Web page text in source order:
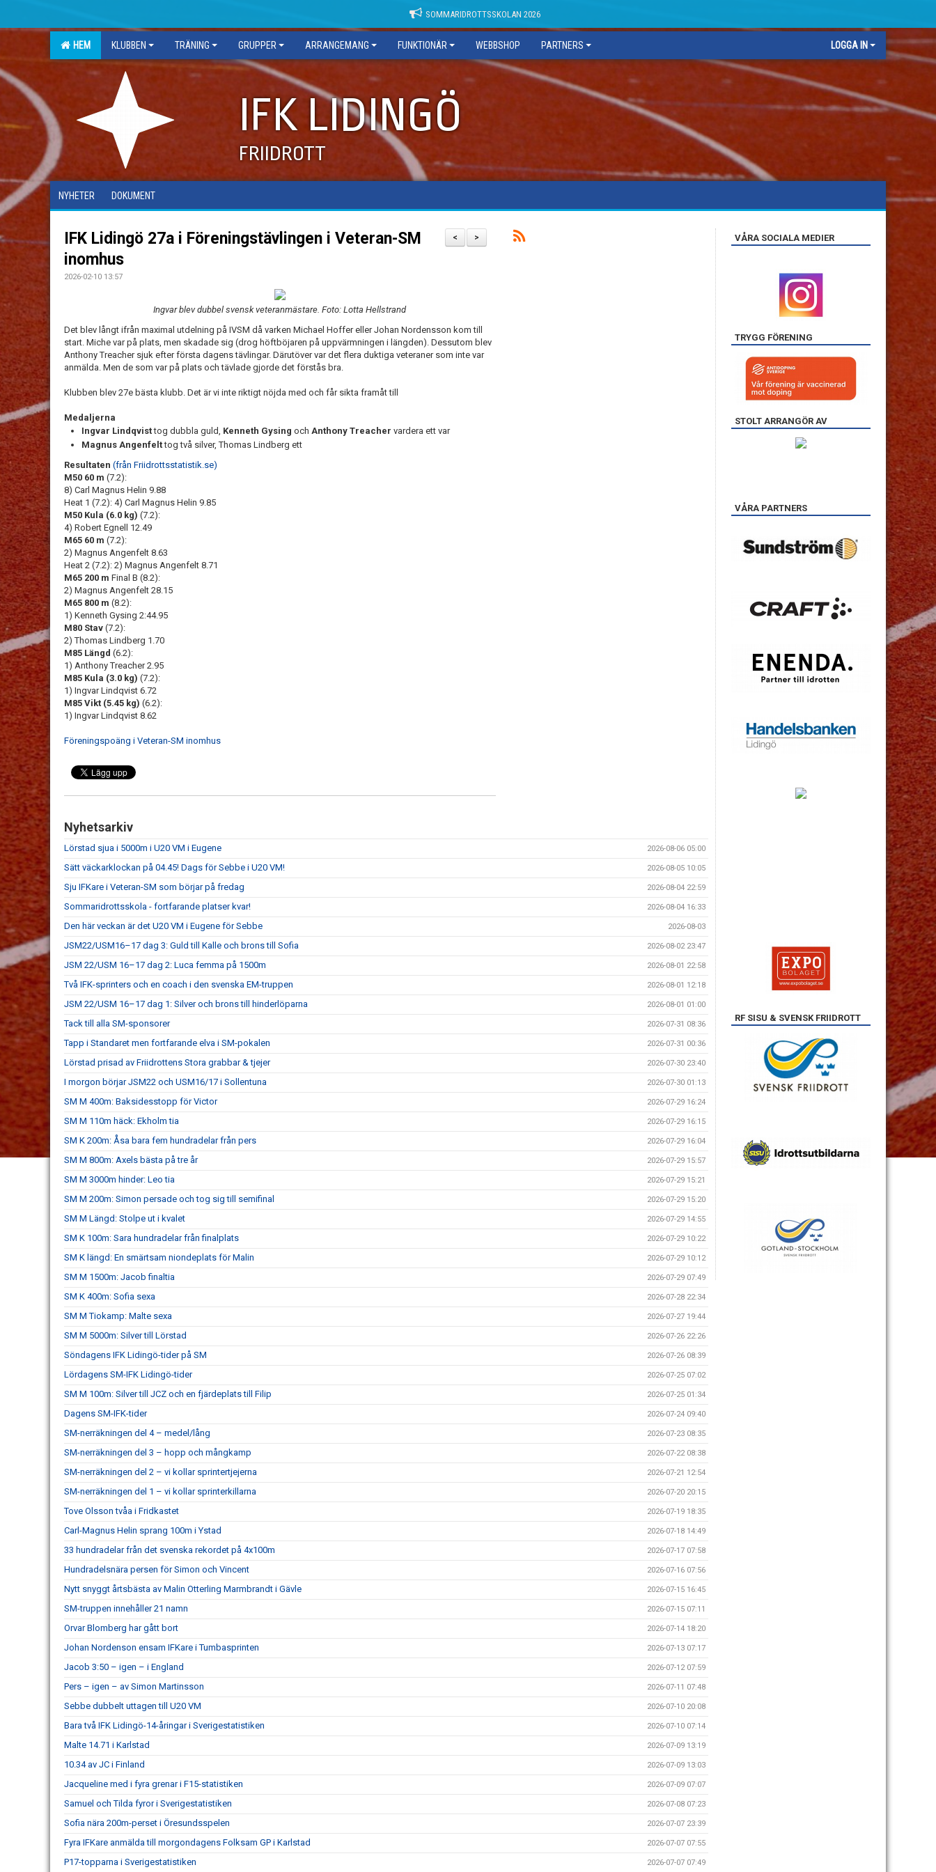
SOMMARIDROTTSSKOLAN 2026
HEM KLUBBEN TRÄNING GRUPPER ARRANGEMANG FUNKTIONÄR WEBBSHOP PARTNERS LOGGA IN
IFK LIDINGÖ
FRIIDROTT
NYHETER DOKUMENT
>
<
IFK Lidingö 27a i Föreningstävlingen i Veteran-SM
inomhus
2026-02-10 13:57
Ingvar blev dubbel svensk veteranmästare. Foto: Lotta Hellstrand
Det blev långt ifrån maximal utdelning på IVSM då varken Michael Hoffer eller Johan Nordensson kom till
start. Miche var på plats, men skadade sig (drog höftböjaren på uppvärmningen i längden). Dessutom blev
Anthony Treacher sjuk efter första dagens tävlingar. Därutöver var det flera duktiga veteraner som inte var
anmälda. Men de som var på plats och tävlade gjorde det förstås bra.
Klubben blev 27e bästa klubb. Det är vi inte riktigt nöjda med och får sikta framåt till
Medaljerna
Ingvar Lindqvisttog dubbla guld, Kenneth Gysing och Anthony Treacher vardera ett var
Magnus Angenfelttog två silver, Thomas Lindberg ett
Resultaten (från Friidrottsstatistik.se)
M50 60 m (7.2):
8) Carl Magnus Helin 9.88
Heat 1 (7.2): 4) Carl Magnus Helin 9.85
M50 Kula (6.0 kg) (7.2):
4) Robert Egnell 12.49
M65 60 m (7.2):
2) Magnus Angenfelt 8.63
Heat 2 (7.2): 2) Magnus Angenfelt 8.71
M65 200 m Final B (8.2):
2) Magnus Angenfelt 28.15
M65 800 m (8.2):
1) Kenneth Gysing 2:44.95
M80 Stav (7.2):
2) Thomas Lindberg 1.70
M85 Längd (6.2):
1) Anthony Treacher 2.95
M85 Kula (3.0 kg) (7.2):
1) Ingvar Lindqvist 6.72
M85 Vikt (5.45 kg) (6.2):
1) Ingvar Lindqvist 8.62
Föreningspoäng i Veteran-SM inomhus
Nyhetsarkiv
Lörstad sjua i 5000m i U20 VM i Eugene 2026-08-06 05:00
Sätt väckarklockan på 04.45! Dags för Sebbe i U20 VM! 2026-08-05 10:05
Sju IFKare i Veteran-SM som börjar på fredag 2026-08-04 22:59
Sommaridrottsskola - fortfarande platser kvar! 2026-08-04 16:33
Den här veckan är det U20 VM i Eugene för Sebbe 2026-08-03
JSM22/USM16–17 dag 3: Guld till Kalle och brons till Sofia 2026-08-02 23:47
JSM 22/USM 16–17 dag 2: Luca femma på 1500m 2026-08-01 22:58
Två IFK-sprinters och en coach i den svenska EM-truppen 2026-08-01 12:18
JSM 22/USM 16–17 dag 1: Silver och brons till hinderlöparna 2026-08-01 01:00
Tack till alla SM-sponsorer 2026-07-31 08:36
Tapp i Standaret men fortfarande elva i SM-pokalen 2026-07-31 00:36
Lörstad prisad av Friidrottens Stora grabbar & tjejer 2026-07-30 23:40
I morgon börjar JSM22 och USM16/17 i Sollentuna 2026-07-30 01:13
SM M 400m: Baksidesstopp för Victor 2026-07-29 16:24
SM M 110m häck: Ekholm tia 2026-07-29 16:15
SM K 200m: Åsa bara fem hundradelar från pers 2026-07-29 16:04
SM M 800m: Axels bästa på tre år 2026-07-29 15:57
SM M 3000m hinder: Leo tia 2026-07-29 15:21
SM M 200m: Simon persade och tog sig till semifinal 2026-07-29 15:20
SM M Längd: Stolpe ut i kvalet 2026-07-29 14:55
SM K 100m: Sara hundradelar från finalplats 2026-07-29 10:22
SM K längd: En smärtsam niondeplats för Malin 2026-07-29 10:12
SM M 1500m: Jacob finaltia 2026-07-29 07:49
SM K 400m: Sofia sexa 2026-07-28 22:34
SM M Tiokamp: Malte sexa 2026-07-27 19:44
SM M 5000m: Silver till Lörstad 2026-07-26 22:26
Söndagens IFK Lidingö-tider på SM 2026-07-26 08:39
Lördagens SM-IFK Lidingö-tider 2026-07-25 07:02
SM M 100m: Silver till JCZ och en fjärdeplats till Filip 2026-07-25 01:34
Dagens SM-IFK-tider 2026-07-24 09:40
SM-nerräkningen del 4 – medel/lång 2026-07-23 08:35
SM-nerräkningen del 3 – hopp och mångkamp 2026-07-22 08:38
SM-nerräkningen del 2 – vi kollar sprintertjejerna 2026-07-21 12:54
SM-nerräkningen del 1 – vi kollar sprinterkillarna 2026-07-20 20:15
Tove Olsson tvåa i Fridkastet 2026-07-19 18:35
Carl-Magnus Helin sprang 100m i Ystad 2026-07-18 14:49
33 hundradelar från det svenska rekordet på 4x100m 2026-07-17 07:58
Hundradelsnära persen för Simon och Vincent 2026-07-16 07:56
Nytt snyggt årtsbästa av Malin Otterling Marmbrandt i Gävle 2026-07-15 16:45
SM-truppen innehåller 21 namn 2026-07-15 07:11
Orvar Blomberg har gått bort 2026-07-14 18:20
Johan Nordenson ensam IFKare i Tumbasprinten 2026-07-13 07:17
Jacob 3:50 – igen – i England 2026-07-12 07:59
Pers – igen – av Simon Martinsson 2026-07-11 07:48
Sebbe dubbelt uttagen till U20 VM 2026-07-10 20:08
Bara två IFK Lidingö-14-åringar i Sverigestatistiken 2026-07-10 07:14
Malte 14.71 i Karlstad 2026-07-09 13:19
10.34 av JC i Finland 2026-07-09 13:03
Jacqueline med i fyra grenar i F15-statistiken 2026-07-09 07:07
Samuel och Tilda fyror i Sverigestatistiken 2026-07-08 07:23
Sofia nära 200m-perset i Öresundsspelen 2026-07-07 23:39
Fyra IFKare anmälda till morgondagens Folksam GP i Karlstad 2026-07-07 07:55
P17-topparna i Sverigestatistiken 2026-07-07 07:49
VÅRA SOCIALA MEDIER
TRYGG FÖRENING
STOLT ARRANGÖR AV
VÅRA PARTNERS
RF SISU & SVENSK FRIIDROTT